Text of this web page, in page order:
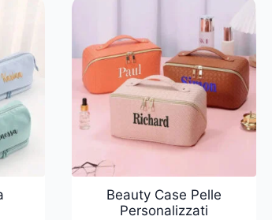
Beauty Case Pelle
Personalizzati